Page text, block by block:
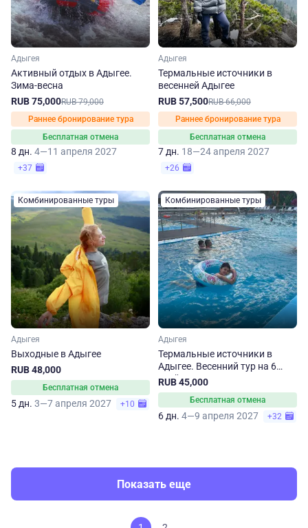
Адыгея
Активный отдых в Адыгее.
Зима-весна
RUB 75,000RUB 79,000
Раннее бронирование тура
Бесплатная отмена
8 дн. 4—11 апреля 2027
+37
Адыгея
Термальные источники в
весенней Адыгее
RUB 57,500RUB 66,000
Раннее бронирование тура
Бесплатная отмена
7 дн. 18—24 апреля 2027
+26
Комбинированные туры
Адыгея
Выходные в Адыгее
RUB 48,000
Бесплатная отмена
5 дн. 3—7 апреля 2027 +10
Комбинированные туры
Адыгея
Термальные источники в
Адыгее. Весенний тур на 6
дней
RUB 45,000
Бесплатная отмена
6 дн. 4—9 апреля 2027 +32
Показать еще